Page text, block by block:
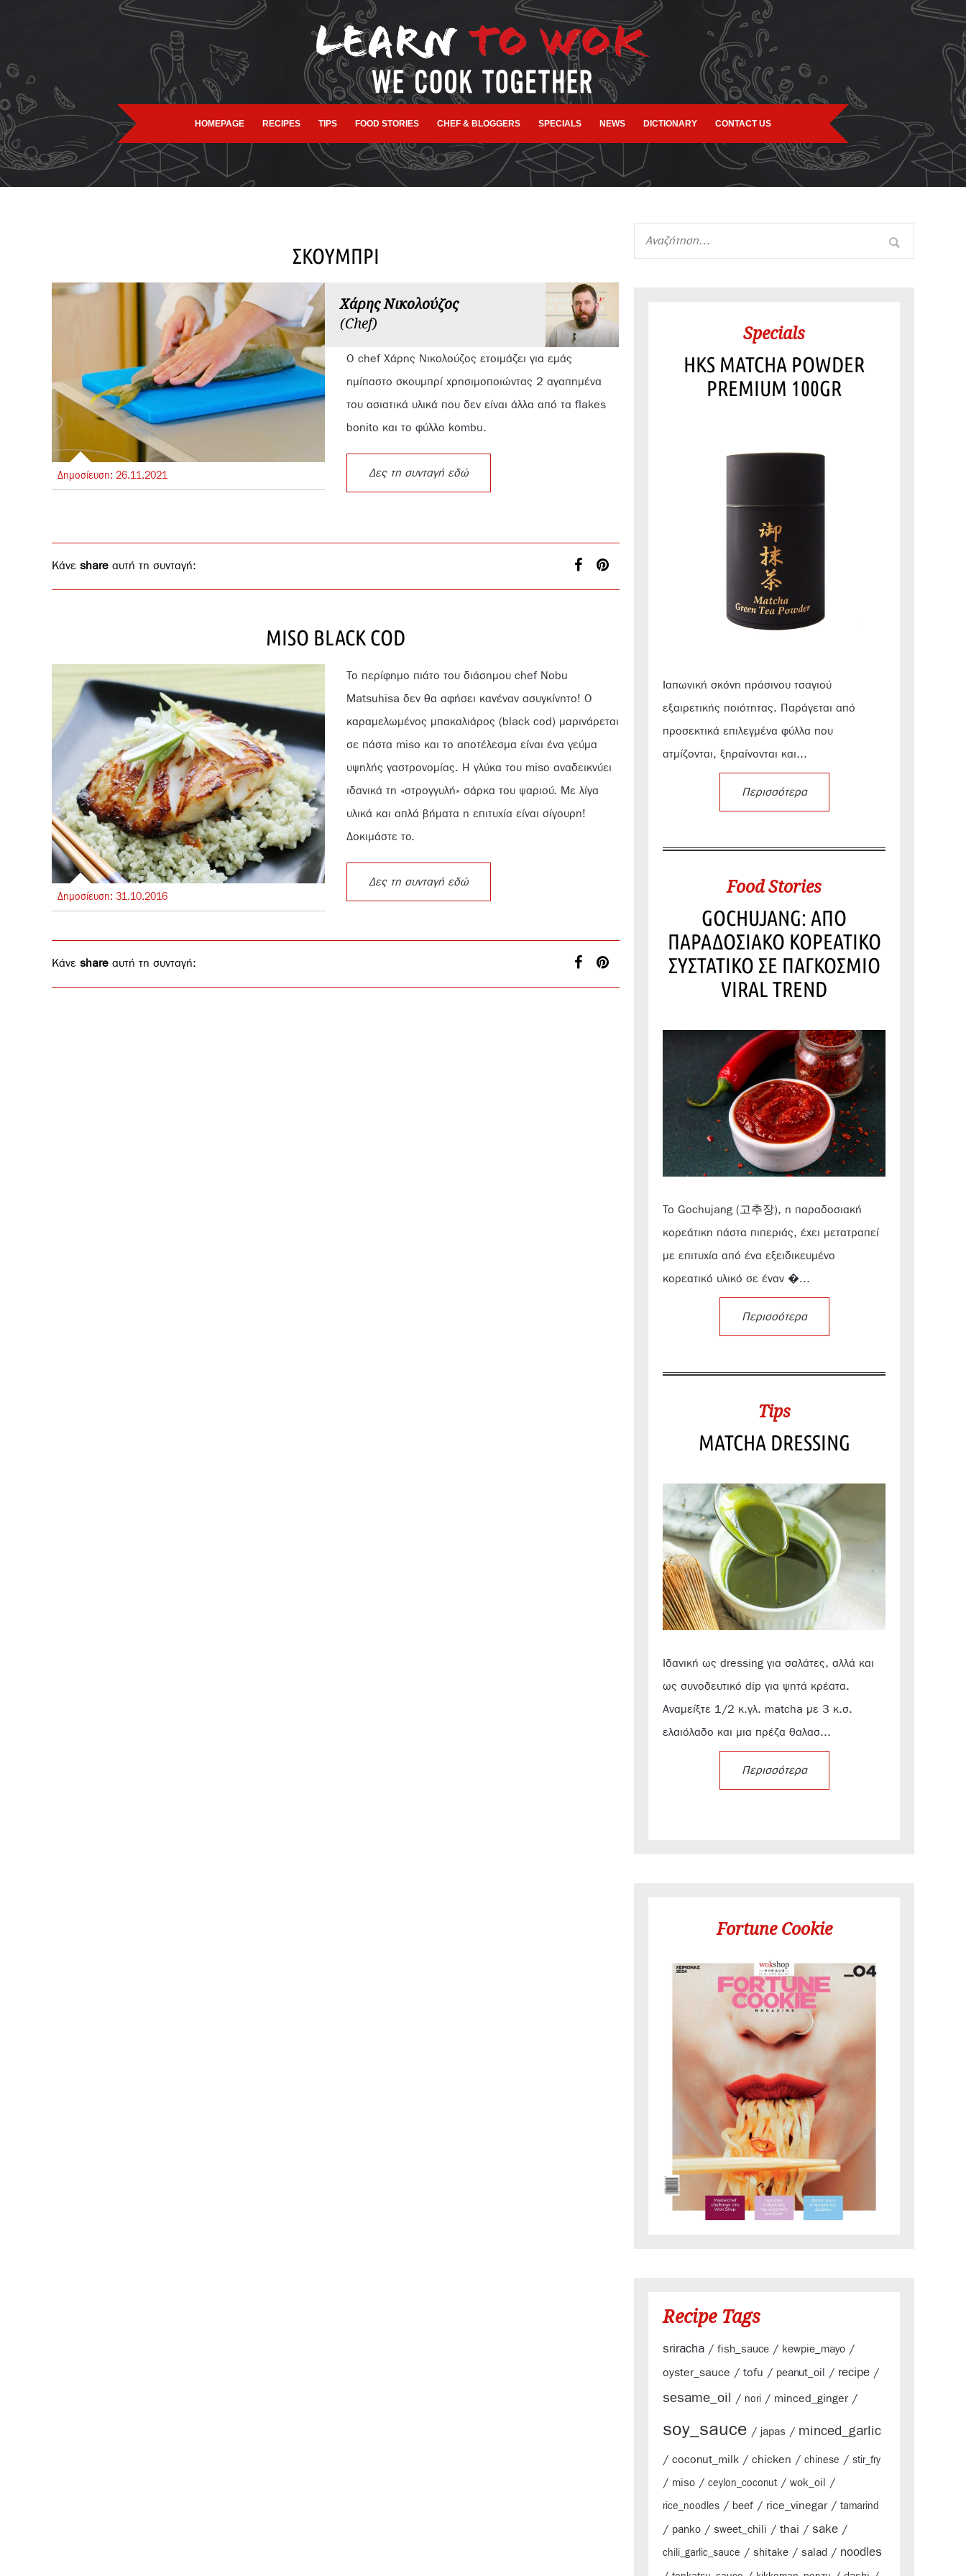
HOMEPAGE RECIPES TIPS FOOD STORIES CHEF & BLOGGERS SPECIALS NEWS DICTIONARY CONTACT US
ΣΚΟΥΜΠΡΙ
Δημοσίευση: 26.11.2021
Χάρης Νικολούζος
(Chef)
Ο chef Χάρης Νικολούζος ετοιμάζει για εμάς
ημίπαστο σκουμπρί χρησιμοποιώντας 2 αγαπημένα
του ασιατικά υλικά που δεν είναι άλλα από τα flakes
bonito και το φύλλο kombu.
Δες τη συνταγή εδώ
Κάνε share αυτή τη συνταγή:
MISO BLACK COD
Δημοσίευση: 31.10.2016
To περίφημο πιάτο του διάσημου chef Nobu
Matsuhisa δεν θα αφήσει κανέναν ασυγκίνητο! Ο
καραμελωμένος μπακαλιάρος (black cod) μαρινάρεται
σε πάστα miso και το αποτέλεσμα είναι ένα γεύμα
υψηλής γαστρονομίας. Η γλύκα του miso αναδεικνύει
ιδανικά τη «στρογγυλή» σάρκα του ψαριού. Με λίγα
υλικά και απλά βήματα η επιτυχία είναι σίγουρη!
Δοκιμάστε το.
Δες τη συνταγή εδώ
Κάνε share αυτή τη συνταγή:
Specials
HKS MATCHA POWDER
PREMIUM 100GR
Ιαπωνική σκόνη πράσινου τσαγιού
εξαιρετικής ποιότητας. Παράγεται από
προσεκτικά επιλεγμένα φύλλα που
ατμίζονται, ξηραίνονται και...
Περισσότερα
Food Stories
GOCHUJANG: ΑΠΟ
ΠΑΡΑΔΟΣΙΑΚΟ ΚΟΡΕΑΤΙΚΟ
ΣΥΣΤΑΤΙΚΟ ΣΕ ΠΑΓΚΟΣΜΙΟ
VIRAL TREND
Το Gochujang (고추장), η παραδοσιακή
κορεάτικη πάστα πιπεριάς, έχει μετατραπεί
με επιτυχία από ένα εξειδικευμένο
κορεατικό υλικό σε έναν �...
Περισσότερα
Tips
MATCHA DRESSING
Ιδανική ως dressing για σαλάτες, αλλά και
ως συνοδευτικό dip για ψητά κρέατα.
Αναμείξτε 1/2 κ.γλ. matcha με 3 κ.σ.
ελαιόλαδο και μια πρέζα θαλασ...
Περισσότερα
Fortune Cookie
Recipe Tags
sriracha / fish_sauce / kewpie_mayo /
oyster_sauce / tofu / peanut_oil / recipe /
sesame_oil / nori / minced_ginger/
soy_sauce / japas / minced_garlic
/ coconut_milk / chicken / chinese / stir_fry
/ miso / ceylon_coconut / wok_oil /
rice_noodles / beef / rice_vinegar/ tamarind
/ panko / sweet_chili / thai / sake /
chili_garlic_sauce / shitake / salad / noodles